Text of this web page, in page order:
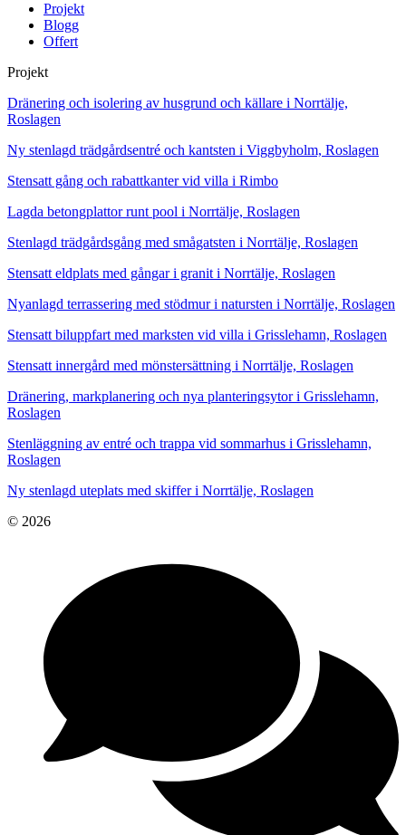
Projekt
Blogg
Offert
Projekt
Dränering och isolering av husgrund och källare i Norrtälje,
Roslagen
Ny stenlagd trädgårdsentré och kantsten i Viggbyholm, Roslagen
Stensatt gång och rabattkanter vid villa i Rimbo
Lagda betongplattor runt pool i Norrtälje, Roslagen
Stenlagd trädgårdsgång med smågatsten i Norrtälje, Roslagen
Stensatt eldplats med gångar i granit i Norrtälje, Roslagen
Nyanlagd terrassering med stödmur i natursten i Norrtälje, Roslagen
Stensatt biluppfart med marksten vid villa i Grisslehamn, Roslagen
Stensatt innergård med mönstersättning i Norrtälje, Roslagen
Dränering, markplanering och nya planteringsytor i Grisslehamn,
Roslagen
Stenläggning av entré och trappa vid sommarhus i Grisslehamn,
Roslagen
Ny stenlagd uteplats med skiffer i Norrtälje, Roslagen
© 2026